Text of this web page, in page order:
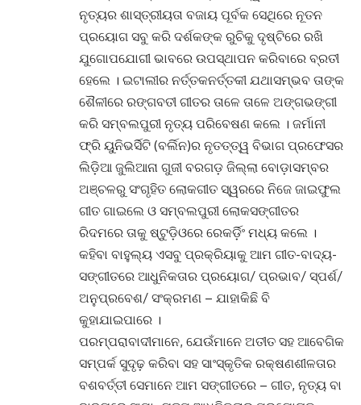
ନୃତ୍ୟର ଶାସ୍ତ୍ରୀୟତା ବଜାୟ ପୂର୍ବକ ସେଥିରେ ନୂତନ
ପ୍ରୟୋଗ ସବୁ କରି ଦର୍ଶକଙ୍କ ରୁଚିକୁ ଦୃଷ୍ଟିରେ ରଖି
ଯୁଗୋପଯୋଗୀ ଭାବରେ ଉପସ୍ଥାପନ କରିବାରେ ବ୍ରତୀ
ହେଲେ । ଇଟାଲୀର ନର୍ତ୍ତକନର୍ତ୍ତକୀ ଯଥାସମ୍ଭବ ତାଙ୍କ
ଶୈଳୀରେ ରଙ୍ଗବତୀ ଗୀତର ତାଳେ ତାଳେ ଅଙ୍ଗଭଙ୍ଗୀ
କରି ସମ୍ବଲପୁରୀ ନୃତ୍ୟ ପରିବେଷଣ କଲେ । ଜର୍ମାନୀ
ଫ୍ରି ୟୁନିଭର୍ସିଟି (ବର୍ଲିନ)ର ନୃତତ୍ତ୍ୱ ବିଭାଗ ପ୍ରଫେସର
ଲିଡ଼ିଆ ଜୁଲିଆନା ଗୁଜୀ ବରଗଡ଼ ଜିଲ୍ଲା ବୋଡ଼ାସମ୍ବର
ଅଞ୍ଚଳରୁ ସଂଗୃହିତ ଲୋକଗୀତ ସ୍ୱରରେ ନିଜେ ଜାଇଫୁଲ
ଗୀତ ଗାଇଲେ ଓ ସମ୍ବଲପୁରୀ ଲୋକସଙ୍ଗୀତର
ରିଦମରେ ତାକୁ ଷ୍ଟୁଡ଼ିଓରେ ରେକର୍ଡ଼ିଂ ମଧ୍ୟ କଲେ ।
କହିବା ବାହୁଲ୍ୟ ଏସବୁ ପ୍ରକ୍ରିୟାକୁ ଆମ ଗୀତ-ବାଦ୍ୟ-
ସଙ୍ଗୀତରେ ଆଧୁନିକତାର ପ୍ରୟୋଗ/ ପ୍ରଭାବ/ ସ୍ପର୍ଶ/
ଅନୁପ୍ରବେଶ/ ସଂକ୍ରମଣ – ଯାହାକିଛି ବି
କୁହାଯାଇପାରେ ।
ପରମ୍ପରାବାଦୀମାନେ, ଯେଉଁମାନେ ଅତୀତ ସହ ଆବେଗିକ
ସମ୍ପର୍କ ସୁଦୃଢ଼ କରିବା ସହ ସାଂସ୍କୃତିକ ରକ୍ଷଣଶୀଳତାର
ବଶବର୍ତ୍ତୀ ସେମାନେ ଆମ ସଙ୍ଗୀତରେ – ଗୀତ, ନୃତ୍ୟ ବା